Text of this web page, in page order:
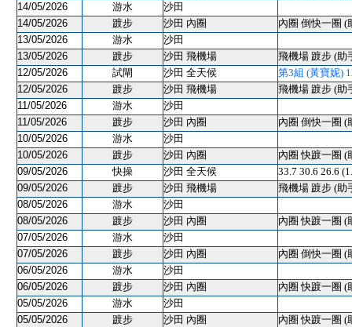
14/05/2026
游水
沙田
14/05/2026
踱步 沙田 內圈
內圈 倒快一圈 (
13/05/2026
游水
沙田
13/05/2026
踱步 沙田 飛機場
飛機場 踱步 (助
12/05/2026
試閘 沙田 全天候
第3組 (黃寶妮)
12/05/2026
踱步 沙田 飛機場
飛機場 踱步 (助
11/05/2026
游水
沙田
11/05/2026
踱步 沙田 內圈
內圈 倒快一圈 (
10/05/2026
游水
沙田
10/05/2026
踱步 沙田 內圈
內圈 快踱一圈 (
09/05/2026
快操 沙田 全天候
33.7 30.6 26.6
09/05/2026
踱步 沙田 飛機場
飛機場 踱步 (助
08/05/2026
游水
沙田
08/05/2026
踱步 沙田 內圈
內圈 快踱一圈 (
07/05/2026
游水
沙田
07/05/2026
踱步 沙田 內圈
內圈 倒快一圈 (
06/05/2026
游水
沙田
06/05/2026
踱步 沙田 內圈
內圈 快踱一圈 (
05/05/2026
游水
沙田
05/05/2026
踱步 沙田 內圈 內圈 快踱一圈 (